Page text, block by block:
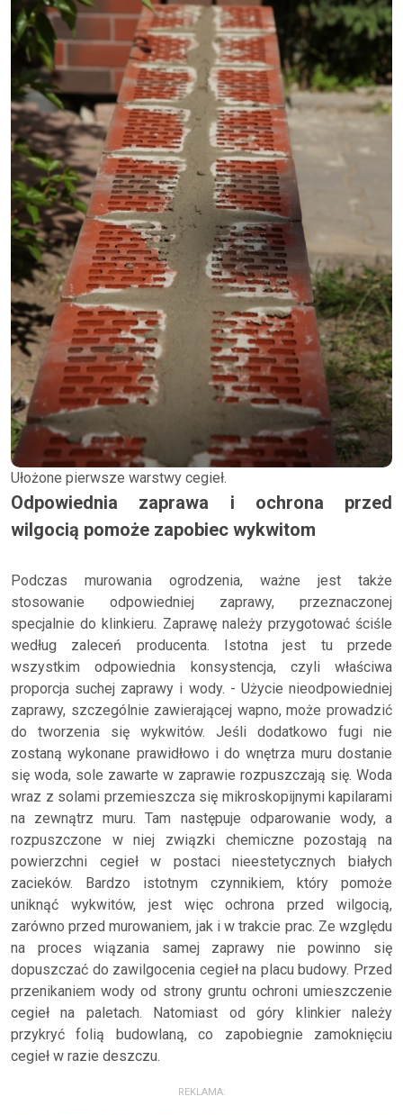
Ułożone pierwsze warstwy cegieł.
Odpowiednia zaprawa i ochrona przed
wilgocią pomoże zapobiec wykwitom
Podczas murowania ogrodzenia, ważne jest także
stosowanie odpowiedniej zaprawy, przeznaczonej
specjalnie do klinkieru. Zaprawę należy przygotować ściśle
według zaleceń producenta. Istotna jest tu przede
wszystkim odpowiednia konsystencja, czyli właściwa
proporcja suchej zaprawy i wody. - Użycie nieodpowiedniej
zaprawy, szczególnie zawierającej wapno, może prowadzić
do tworzenia się wykwitów. Jeśli dodatkowo fugi nie
zostaną wykonane prawidłowo i do wnętrza muru dostanie
się woda, sole zawarte w zaprawie rozpuszczają się. Woda
wraz z solami przemieszcza się mikroskopijnymi kapilarami
na zewnątrz muru. Tam następuje odparowanie wody, a
rozpuszczone w niej związki chemiczne pozostają na
powierzchni cegieł w postaci nieestetycznych białych
zacieków. Bardzo istotnym czynnikiem, który pomoże
uniknąć wykwitów, jest więc ochrona przed wilgocią,
zarówno przed murowaniem, jak i w trakcie prac. Ze względu
na proces wiązania samej zaprawy nie powinno się
dopuszczać do zawilgocenia cegieł na placu budowy. Przed
przenikaniem wody od strony gruntu ochroni umieszczenie
cegieł na paletach. Natomiast od góry klinkier należy
przykryć folią budowlaną, co zapobiegnie zamoknięciu
cegieł w razie deszczu.
REKLAMA: